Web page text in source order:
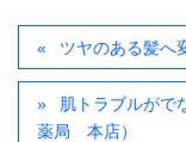
ツヤのある髪
肌トラブルがで
薬局 本店）